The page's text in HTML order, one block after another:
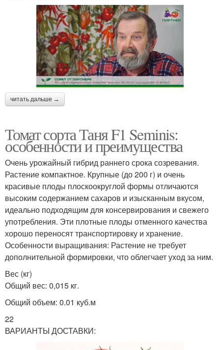
читать дальше →
Томат сорта Таня F1 Seminis:
особенности и преимущества
Очень урожайный гибрид раннего срока созревания.
Растение компактное. Крупные (до 200 г) и очень
красивые плоды плоскоокруглой формы отличаются
высоким содержанием сахаров и изысканным вкусом,
идеально подходящим для консервирования и свежего
употребления. Эти плотные плоды отменного качества
хорошо переносят транспортировку и хранение.
Особенности выращивания: Растение не требует
дополнительной формировки, что облегчает уход за ним.
Вес (кг)
Общий вес: 0,015 кг.
Общий объем: 0.01 куб.м
22
ВАРИАНТЫ ДОСТАВКИ: